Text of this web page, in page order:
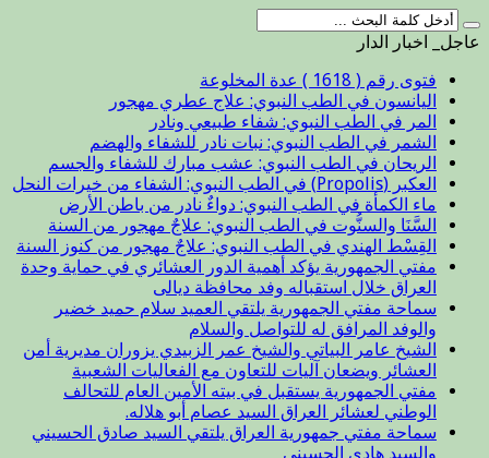
عاجل_ اخبار الدار
فتوى رقم ( 1618 ) عدة المخلوعة
اليانسون في الطب النبوي: علاج عطري مهجور
المر في الطب النبوي: شفاء طبيعي ونادر
الشمر في الطب النبوي: نبات نادر للشفاء والهضم
الريحان في الطب النبوي: عشب مبارك للشفاء والجسم
العكبر (Propolis) في الطب النبوي: الشفاء من خيرات النحل
ماء الكمأة في الطب النبوي: دواءٌ نادر من باطن الأرض
السَّنَا والسنُّوت في الطب النبوي: علاجٌ مهجور من السنة
القِسْط الهندي في الطب النبوي: علاجٌ مهجور من كنوز السنة
مفتي الجمهورية يؤكد أهمية الدور العشائري في حماية وحدة
العراق خلال استقباله وفد محافظة ديالى
سماحة مفتي الجمهورية يلتقي العميد سلام حميد خضير
والوفد المرافق له للتواصل والسلام
الشيخ عامر البياتي والشيخ عمر الزبيدي يزوران مديرية أمن
العشائر ويضعان آليات للتعاون مع الفعاليات الشعبية
مفتي الجمهورية يستقبل في بيته الأمين العام للتحالف
الوطني لعشائر العراق السيد عصام أبو هلاله.
سماحة مفتي جمهورية العراق يلتقي السيد صادق الحسيني
والسيد هادي الحسيني